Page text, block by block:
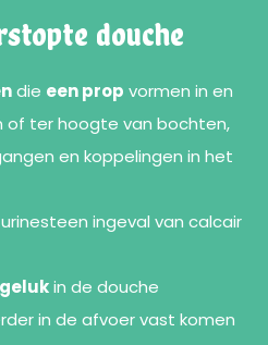
douche
die een prop vormen in en
of ter hoogte van bochten,
en koppelingen in het
ingeval van calcair
in de douche
in de afvoer vast komen